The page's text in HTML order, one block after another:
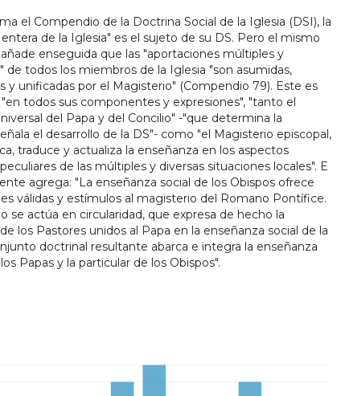
el Compendio de la Doctrina Social de la Iglesia (DSI), la
de la Iglesia" es el sujeto de su DS. Pero el mismo
enseguida que las "aportaciones múltiples y
de todos los miembros de la Iglesia "son asumidas,
y unificadas por el Magisterio" (Compendio 79). Este es
todos sus componentes y expresiones", "tanto el
del Papa y del Concilio" -"que determina la
el desarrollo de la DS"- como "el Magisterio episcopal,
traduce y actualiza la enseñanza en los aspectos
de las múltiples y diversas situaciones locales". E
agrega: "La enseñanza social de los Obispos ofrece
válidas y estímulos al magisterio del Romano Pontífice.
se actúa en circularidad, que expresa de hecho la
los Pastores unidos al Papa en la enseñanza social de la
doctrinal resultante abarca e integra la enseñanza
Papas y la particular de los Obispos".